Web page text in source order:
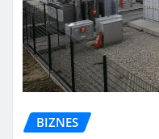
BIZNES